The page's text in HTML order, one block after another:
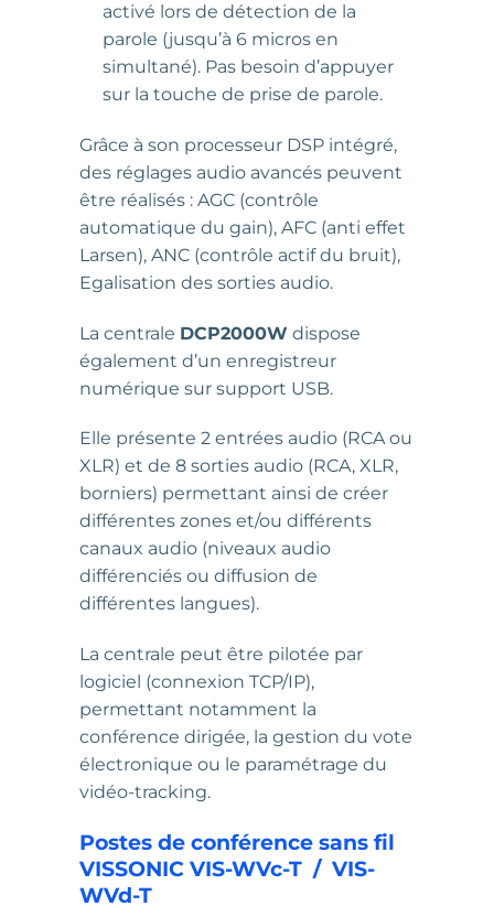
activé lors de détection de la
parole (jusqu’à 6 micros en
simultané). Pas besoin d’appuyer
sur la touche de prise de parole.
Grâce à son processeur DSP intégré,
des réglages audio avancés peuvent
être réalisés : AGC (contrôle
automatique du gain), AFC (anti effet
Larsen), ANC (contrôle actif du bruit),
Egalisation des sorties audio.
La centrale DCP2000W dispose
également d’un enregistreur
numérique sur support USB.
Elle présente 2 entrées audio (RCA ou
XLR) et de 8 sorties audio (RCA, XLR,
borniers) permettant ainsi de créer
différentes zones et/ou différents
canaux audio (niveaux audio
différenciés ou diffusion de
différentes langues).
La centrale peut être pilotée par
logiciel (connexion TCP/IP),
permettant notamment la
conférence dirigée, la gestion du vote
électronique ou le paramétrage du
vidéo-tracking.
Postes de conférence sans fil
VISSONIC VIS-WVc-T / VIS-
WVd-T